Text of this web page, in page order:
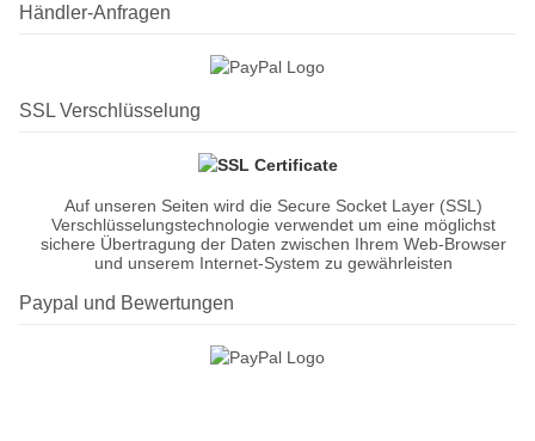
Händler-Anfragen
SSL Verschlüsselung
Auf unseren Seiten wird die Secure Socket Layer (SSL)
Verschlüsselungstechnologie verwendet um eine möglichst
sichere Übertragung der Daten zwischen Ihrem Web-Browser
und unserem Internet-System zu gewährleisten
Paypal und Bewertungen